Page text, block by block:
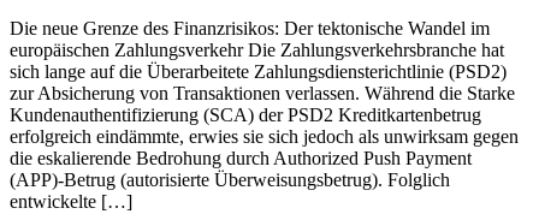
Die neue Grenze des Finanzrisikos: Der tektonische Wandel im
europäischen Zahlungsverkehr Die Zahlungsverkehrsbranche hat
sich lange auf die Überarbeitete Zahlungsdiensterichtlinie (PSD2)
zur Absicherung von Transaktionen verlassen. Während die Starke
Kundenauthentifizierung (SCA) der PSD2 Kreditkartenbetrug
erfolgreich eindämmte, erwies sie sich jedoch als unwirksam gegen
die eskalierende Bedrohung durch Authorized Push Payment
(APP)-Betrug (autorisierte Überweisungsbetrug). Folglich
entwickelte […]